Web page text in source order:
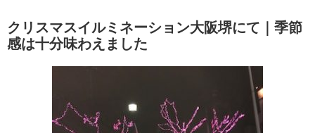
クリスマスイルミネーション大阪堺にて｜季節
感は十分味わえました